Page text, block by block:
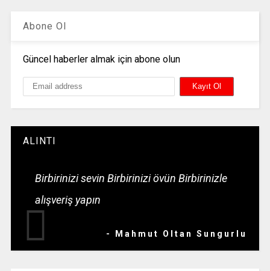
Abone Ol
Güncel haberler almak için abone olun
ALINTI
Birbirinizi sevin Birbirinizi övün Birbirinizle
alışveriş yapın
- Mahmut Oltan Sungurlu